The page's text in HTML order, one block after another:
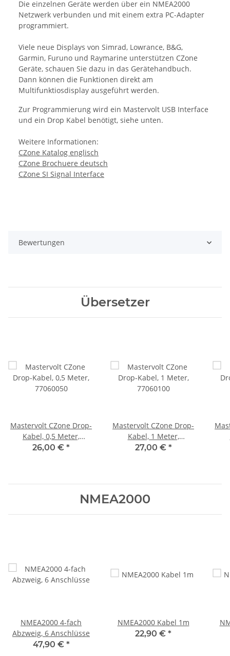
Die einzelnen Geräte werden über ein NMEA2000
Netzwerk verbunden und mit einem extra PC-Adapter
programmiert.
Viele neue Displays von Simrad, Lowrance, B&G,
Garmin, Furuno und Raymarine unterstützen CZone
Geräte, schauen Sie dazu in das Gerätehandbuch.
Dann können die Funktionen direkt am
Multifunktiosdisplay ausgeführt werden.
Zur Programmierung wird ein Mastervolt USB Interface
und ein Drop Kabel benötigt, siehe unten.
Weitere Informationen:
CZone Katalog englisch
CZone Brochuere deutsch
CZone SI Signal Interface
Bewertungen
Übersetzer
Mastervolt CZone Drop-
Kabel, 0,5 Meter,
77060050
26,00 € *
Mastervolt CZone Drop-
Kabel, 1 Meter,
77060100
27,00 € *
NMEA2000
NMEA2000 4-fach
Abzweig, 6 Anschlüsse
47,90 € *
NMEA2000 Kabel 1m
22,90 € *